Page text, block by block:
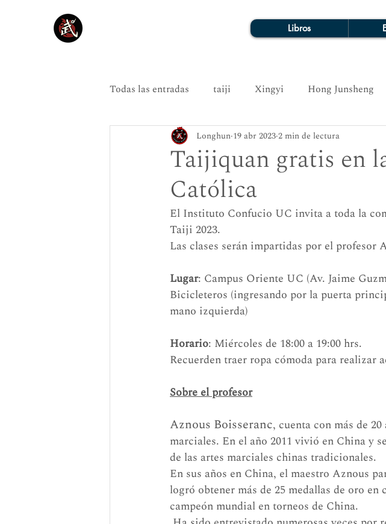
Libros
Todas las entradas taiji Xingyi Hong Junsheng
Taijiquan gratis en
Católica
Longhun 19 abr 20232 min de lectura
El Instituto Confucio UC invita a toda la
Taiji 2023.
Las clases serán impartidas por el profesor
Lugar: Campus Oriente UC (Av. Jaime
Bicicleteros (ingresando por la puerta
mano izquierda)
Horario: Miércoles de 18:00 a 19:00 hrs.
Recuerden traer ropa cómoda para realizar
Sobre el profesor
Aznous Boisseranc, cuenta con más de
marciales. En el año 2011 vivió en China y
de las artes marciales chinas tradicionales.
En sus años en China, el maestro Aznous
logró obtener más de 25 medallas de oro
campeón mundial en torneos de China.